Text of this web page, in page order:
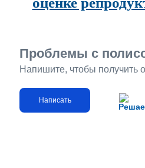
Проблемы с
Напишите, чтобы получить
Написать